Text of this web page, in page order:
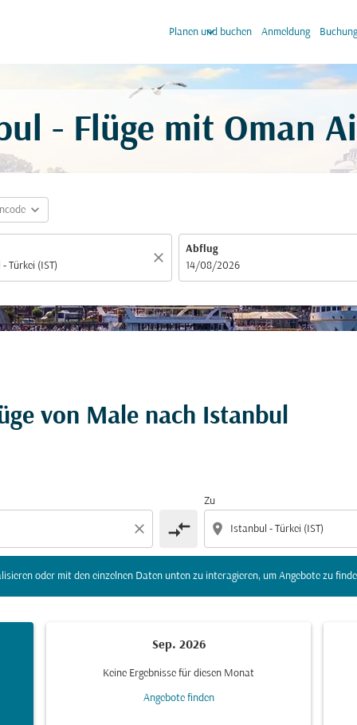
Planen und buchen
keyboard_arrow_down Anmeldung
- Flüge mit Oman
expand_more
close
Abflug
fc-booking-departure-date-aria-label
14/08/2026
von Male nach Istanbul
close compare_arrows
Zu
location_on
oder mit den einzelnen Daten unten zu interagieren, um Angebote zu
Ziel) zu aktualisieren oder mit den einzelnen Daten
Sep. 2026
Keine Ergebnisse für diesen Monat
Angebote finden